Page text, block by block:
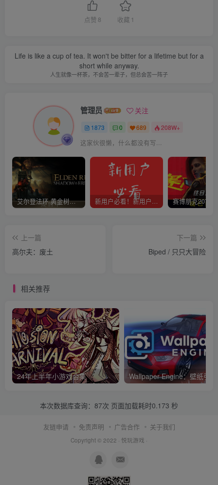
点赞 8 收藏 1
Life is like a cup of tea. It won't be bitter for a lifetime but for a
short while anyway.
人生就像一杯茶，不会苦一辈子，但总会苦一阵子
管理员 关注
1873 0 689 208W+
这家伙很懒，什么都没有写...
艾尔登法环 黄金树幽影 新用户必看！新用户必看！新用户必看！！！
上一篇
高尔夫：废土
下一篇
Biped / 只只大冒险
相关推荐
24年上半年小游戏合集 Wallpaper Engine：壁纸引擎
本次数据库查询：87次 页面加载耗时0.173 秒
友链申请 免责声明 广告合作 关于我们
Copyright © 2022 · 悦玩游戏 ·